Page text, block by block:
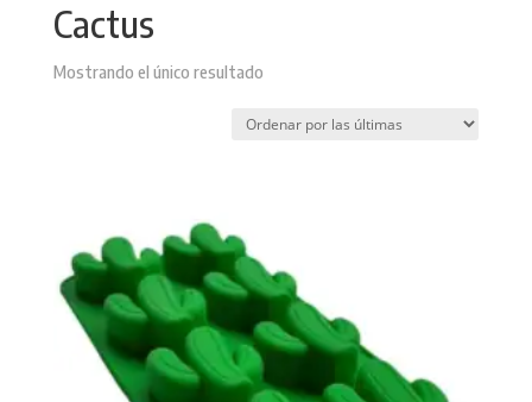
Cactus
Mostrando el único resultado